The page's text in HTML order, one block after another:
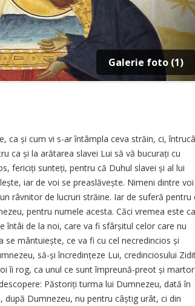
Galerie foto (1)
ca și cum vi s-ar întâmpla ceva străin, ci,
ca și la arătarea slavei Lui să vă bucurați cu
fericiți sunteți, pentru că Duhul slavei și al lui
iar de voi se preaslăvește. Nimeni dintre
râvnitor de lucruri străine. Iar de suferă pentru
pentru numele acesta. Căci vremea este
întâi de la noi, care va fi sfârșitul celor care nu
se mântuiește, ce va fi cu cel necredincios și
să-și încredințeze Lui, credinciosului
îi rog, ca unul ce sunt împreună-preot și
Păstoriți turma lui Dumnezeu, dată în
Dumnezeu, nu pentru câștig urât, ci din